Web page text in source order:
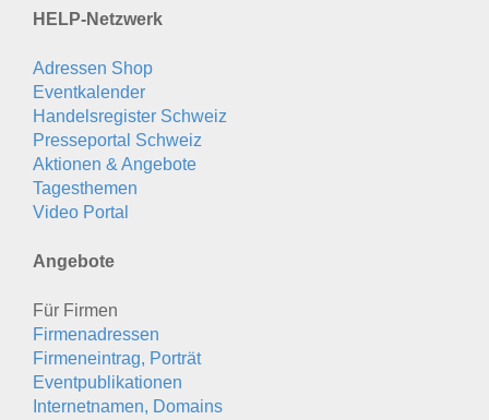
HELP-Netzwerk
Adressen Shop
Eventkalender
Handelsregister Schweiz
Presseportal Schweiz
Aktionen & Angebote
Tagesthemen
Video Portal
Angebote
Für Firmen
Firmenadressen
Firmeneintrag, Porträt
Eventpublikationen
Internetnamen, Domains